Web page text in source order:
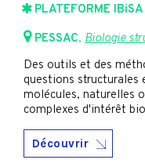
PLATEFORME IBiSA
PESSAC, Biologie
Des outils et des
questions structurales
molécules, naturelles
complexes d'intérêt
Découvrir